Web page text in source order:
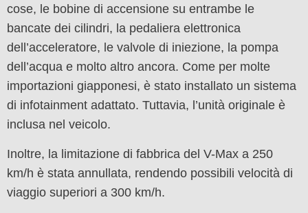
cose, le bobine di accensione su entrambe le
bancate dei cilindri, la pedaliera elettronica
dell’acceleratore, le valvole di iniezione, la pompa
dell’acqua e molto altro ancora. Come per molte
importazioni giapponesi, è stato installato un sistema
di infotainment adattato. Tuttavia, l’unità originale è
inclusa nel veicolo.
Inoltre, la limitazione di fabbrica del V-Max a 250
km/h è stata annullata, rendendo possibili velocità di
viaggio superiori a 300 km/h.